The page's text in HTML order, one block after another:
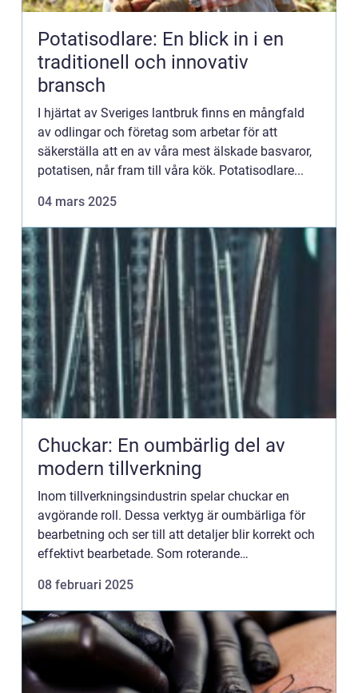
Potatisodlare: En blick in i en
traditionell och innovativ
bransch
I hjärtat av Sveriges lantbruk finns en mångfald
av odlingar och företag som arbetar för att
säkerställa att en av våra mest älskade basvaror,
potatisen, når fram till våra kök. Potatisodlare...
04 mars 2025
Chuckar: En oumbärlig del av
modern tillverkning
Inom tillverkningsindustrin spelar chuckar en
avgörande roll. Dessa verktyg är oumbärliga för
bearbetning och ser till att detaljer blir korrekt och
effektivt bearbetade. Som roterande
08 februari 2025